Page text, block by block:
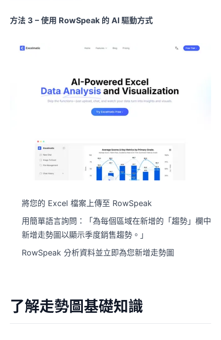
方法 3 – 使用 RowSpeak 的 AI 驅動方式
將您的 Excel 檔案上傳至 RowSpeak
用簡單語言詢問：「為每個區域在新增的「趨勢」欄中
新增走勢圖以顯示季度銷售趨勢。」
RowSpeak 分析資料並立即為您新增走勢圖
了解走勢圖基礎知識